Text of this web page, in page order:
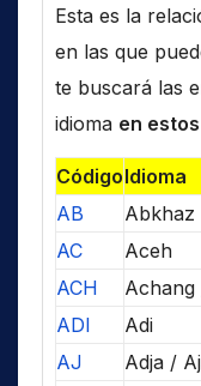
Esta es la
en las que
te buscará las
idioma en
CódigoIdioma
AB
Abkhaz
AC
Aceh
ACH
ADI
Adi
AJ
Adja /